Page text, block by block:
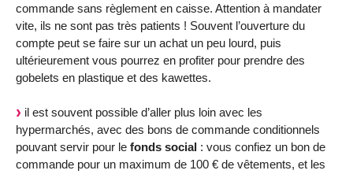
commande sans règlement en caisse. Attention à mandater
vite, ils ne sont pas très patients ! Souvent l’ouverture du
compte peut se faire sur un achat un peu lourd, puis
ultérieurement vous pourrez en profiter pour prendre des
gobelets en plastique et des kawettes.
il est souvent possible d’aller plus loin avec les
hypermarchés, avec des bons de commande conditionnels
pouvant servir pour le fonds social : vous confiez un bon de
commande pour un maximum de 100 € de vêtements, et les